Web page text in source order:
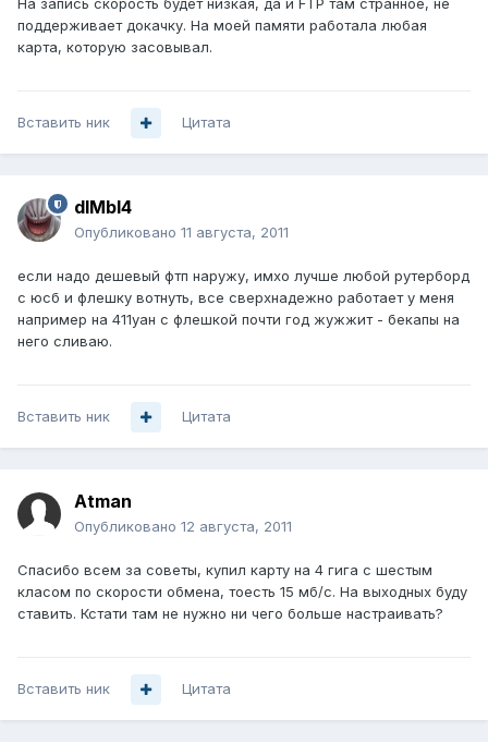
На запись скорость будет низкая, да и FTP там странное, не
поддерживает докачку. На моей памяти работала любая
карта, которую засовывал.
Вставить ник Цитата
dIMbI4
Опубликовано 11 августа, 2011
если надо дешевый фтп наружу, имхо лучше любой рутерборд
с юсб и флешку вотнуть, все сверхнадежно работает у меня
например на 411уан с флешкой почти год жужжит - бекапы на
него сливаю.
Вставить ник Цитата
Atman
Опубликовано 12 августа, 2011
Спасибо всем за советы, купил карту на 4 гига с шестым
класом по скорости обмена, тоесть 15 мб/с. На выходных буду
ставить. Кстати там не нужно ни чего больше настраивать?
Вставить ник Цитата